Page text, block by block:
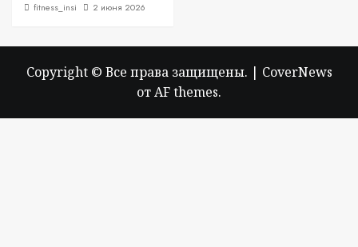
fitness_insi 2 июня 2026
Copyright © Все права защищены. | CoverNews
от AF themes.